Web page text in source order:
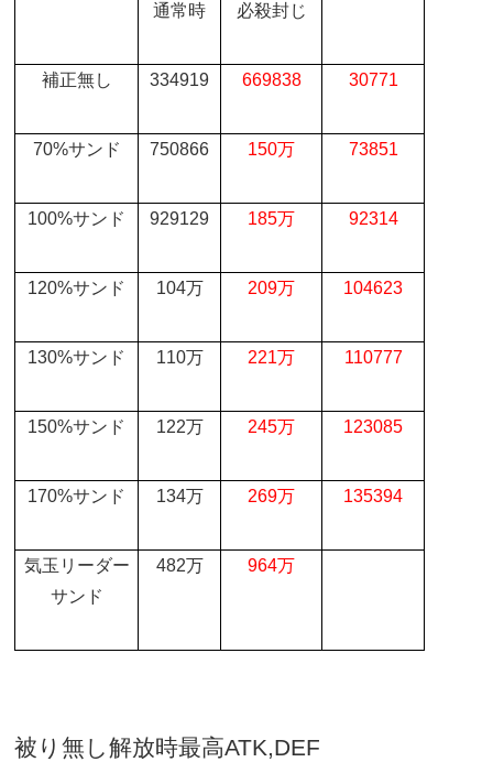
通常時 必殺封じ
補正無し 334919 669838 30771
70%サンド 750866 150万 73851
100%サンド 929129 185万 92314
120%サンド 104万 209万 104623
130%サンド 110万 221万 110777
150%サンド 122万 245万 123085
170%サンド 134万 269万 135394
気玉リーダー
サンド
482万 964万
被り無し解放時最高ATK,DEF